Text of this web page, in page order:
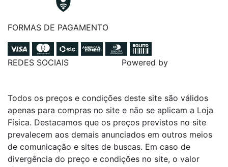
FORMAS DE PAGAMENTO
REDES SOCIAIS Powered by
Todos os preços e condições deste site são válidos
apenas para compras no site e não se aplicam a Loja
Física. Destacamos que os preços previstos no site
prevalecem aos demais anunciados em outros meios
de comunicação e sites de buscas. Em caso de
divergência do preço e condições no site, o valor